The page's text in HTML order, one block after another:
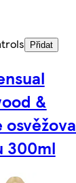
Přidat
&
300ml